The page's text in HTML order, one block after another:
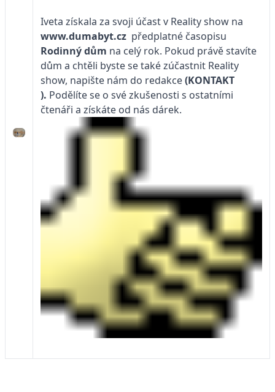
Iveta získala za svoji účast v Reality show na
www.dumabyt.cz předplatné časopisu
Rodinný dům na celý rok. Pokud právě stavíte
dům a chtěli byste se také zúčastnit Reality
show, napište nám do redakce(KONTAKT
). Podělíte se o své zkušenosti s ostatními
čtenáři a získáte od nás dárek.